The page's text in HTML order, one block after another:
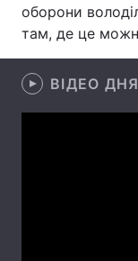
Відео з Youtube
Архів
оборони
там, де це
ВІДЕО ДНЯ